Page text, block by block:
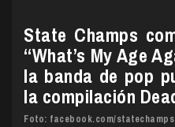
State Champs
“What’s My Age
la banda de pop
la compilación
Foto: facebook.com/